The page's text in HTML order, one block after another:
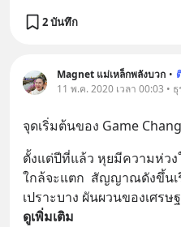
2 บันทึก
Magnet แม่เหล็กพลังบวก •
11 พ.ค. 2020 เวลา 00:03 • ธุ
จุดเริ่มต้นของ Game
ตั้งแต่ปีที่แล้ว หุยมีความห่ว
ใกล้จะแตก  สัญญาณดังขึ้นเ
เปราะบาง ผันผวนของเศร
ดูเพิ่มเติม